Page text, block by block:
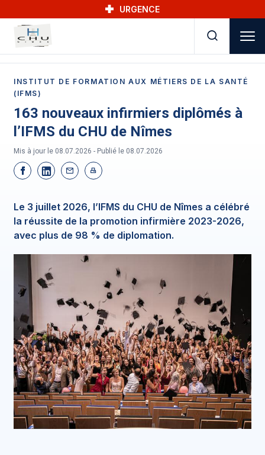
URGENCE
INSTITUT DE FORMATION AUX MÉTIERS DE LA SANTÉ
(IFMS)
163 nouveaux infirmiers diplômés à
l’IFMS du CHU de Nîmes
Mis à jour le 08.07.2026 - Publié le 08.07.2026
Le 3 juillet 2026, l’IFMS du CHU de Nîmes a célébré
la réussite de la promotion infirmière 2023-2026,
avec plus de 98 % de diplomation.